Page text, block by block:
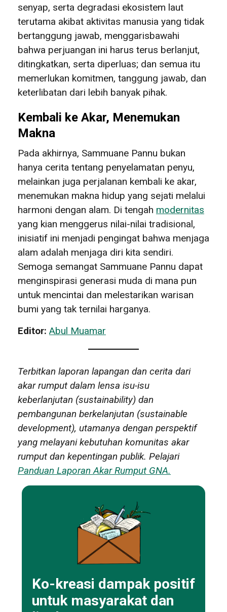
senyap, serta degradasi ekosistem laut
terutama akibat aktivitas manusia yang tidak
bertanggung jawab, menggarisbawahi
bahwa perjuangan ini harus terus berlanjut,
ditingkatkan, serta diperluas; dan semua itu
memerlukan komitmen, tanggung jawab, dan
keterlibatan dari lebih banyak pihak.
Kembali ke Akar, Menemukan
Makna
Pada akhirnya, Sammuane Pannu bukan
hanya cerita tentang penyelamatan penyu,
melainkan juga perjalanan kembali ke akar,
menemukan makna hidup yang sejati melalui
harmoni dengan alam. Di tengah modernitas
yang kian menggerus nilai-nilai tradisional,
inisiatif ini menjadi pengingat bahwa menjaga
alam adalah menjaga diri kita sendiri.
Semoga semangat Sammuane Pannu dapat
menginspirasi generasi muda di mana pun
untuk mencintai dan melestarikan warisan
bumi yang tak ternilai harganya.
Editor: Abul Muamar
Terbitkan laporan lapangan dan cerita dari
akar rumput dalam lensa isu-isu
keberlanjutan (sustainability) dan
pembangunan berkelanjutan (sustainable
development), utamanya dengan perspektif
yang melayani kebutuhan komunitas akar
rumput dan kepentingan publik. Pelajari
Panduan Laporan Akar Rumput GNA.
Ko-kreasi dampak positif
untuk masyarakat dan